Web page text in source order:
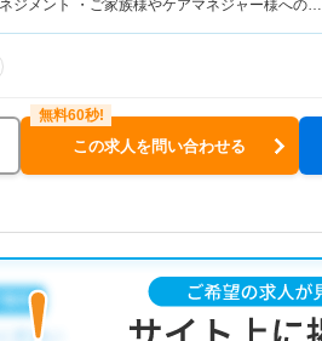
ジメント ・ご家族様やケアマネジャー様への…
この求人を問い合わせる